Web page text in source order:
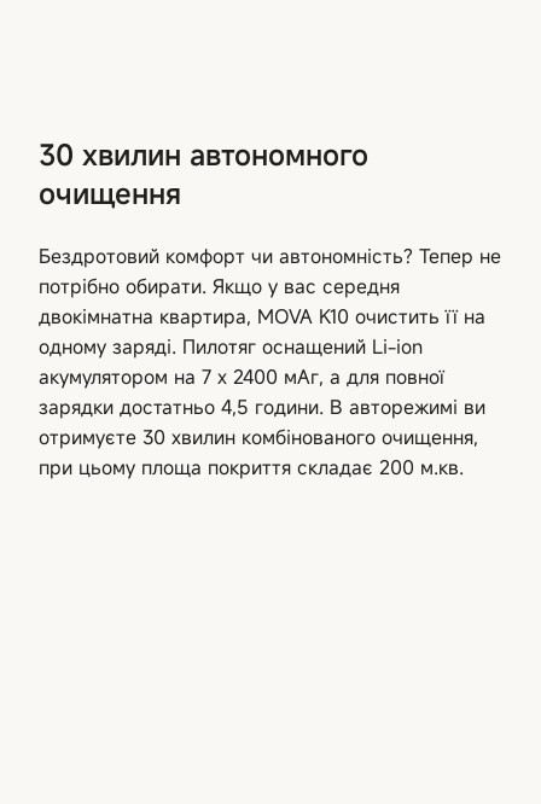
30 хвилин автономного
очищення
Бездротовий комфорт чи автономність? Тепер не
потрібно обирати. Якщо у вас середня
двокімнатна квартира, MOVA K10 очистить її на
одному заряді. Пилотяг оснащений Li-ion
акумулятором на 7 x 2400 мАг, а для повної
зарядки достатньо 4,5 години. В авторежимі ви
отримуєте 30 хвилин комбінованого очищення,
при цьому площа покриття складає 200 м.кв.